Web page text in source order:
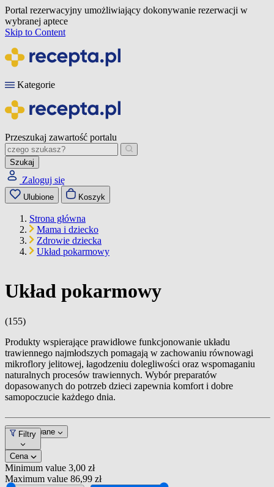
Portal rezerwacyjny umożliwiający dokonywanie rezerwacji w
wybranej aptece
Skip to Content
Kategorie
Przeszukaj zawartość portalu
Szukaj
Zaloguj się
Ulubione Koszyk
Strona główna
Mama i dziecko
Zdrowie dziecka
Układ pokarmowy
Układ pokarmowy
(155)
Produkty wspierające prawidłowe funkcjonowanie układu
trawiennego najmłodszych pomagają w zachowaniu równowagi
mikroflory jelitowej, łagodzeniu dolegliwości oraz wspomaganiu
naturalnych procesów trawiennych. Wybór preparatów
dopasowanych do potrzeb dzieci zapewnia komfort i dobre
samopoczucie każdego dnia.
Dopasowane
Filtry
Cena
Minimum value 3,00 zł
Maximum value 86,99 zł